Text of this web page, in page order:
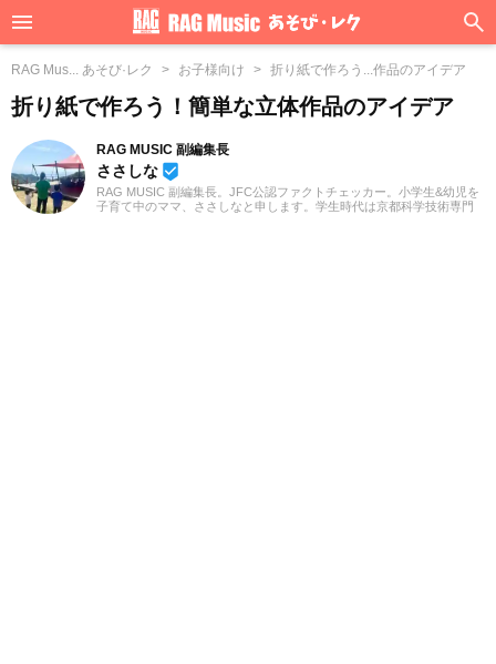
RAG Mus... あそび·レク お子様向け 折り紙で作ろう...作品のアイデア
折り紙で作ろう！簡単な立体作品のアイデア
RAG MUSIC 副編集長
ささしな beenhere
RAG MUSIC 副編集長。JFC公認ファクトチェッカー。小学生&幼児を
子育て中のママ、ささしなと申します。学生時代は京都科学技術専門